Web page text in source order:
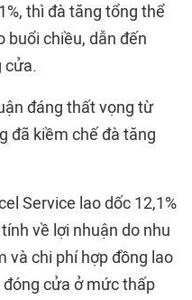
thì đà tăng tổng thể
buổi chiều, dẫn đến
cửa.
đáng thất vọng từ
đã kiềm chế đà tăng
Service lao dốc 12,1%
về lợi nhuận do nhu
và chi phí hợp đồng lao
cửa ở mức thấp